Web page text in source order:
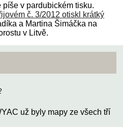
píše v pardubickém tisku.
č. 3/2012 otiskl krátký
a Martina Šimáčka na
v Litvě.
už byly mapy ze všech tří